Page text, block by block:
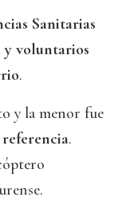
Sanitarias
y voluntarios
.
y la menor fue
.